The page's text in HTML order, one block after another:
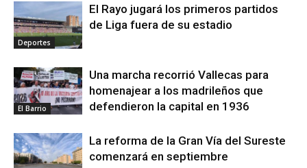
Deportes
El Rayo jugará los primeros partidos
de Liga fuera de su estadio
El Barrio
Una marcha recorrió Vallecas para
homenajear a los madrileños que
defendieron la capital en 1936
La reforma de la Gran Vía del Sureste
comenzará en septiembre